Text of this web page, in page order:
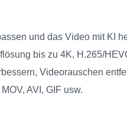
und das Video mit KI
bis zu 4K, H.265/
Videorauschen
AVI, GIF usw.